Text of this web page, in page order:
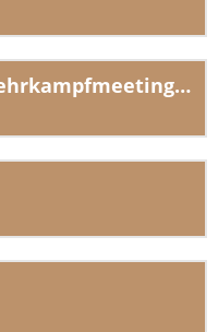
Starke Leistungen am Mehrkampfmeeting in Landquart